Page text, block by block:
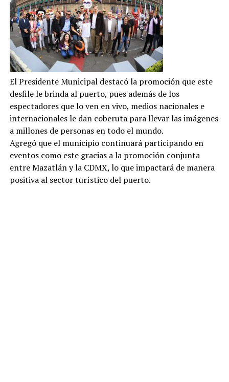
El Presidente Municipal destacó la promoción que este
desfile le brinda al puerto, pues además de los
espectadores que lo ven en vivo, medios nacionales e
internacionales le dan coberuta para llevar las imágenes
a millones de personas en todo el mundo.
Agregó que el municipio continuará participando en
eventos como este gracias a la promoción conjunta
entre Mazatlán y la CDMX, lo que impactará de manera
positiva al sector turístico del puerto.